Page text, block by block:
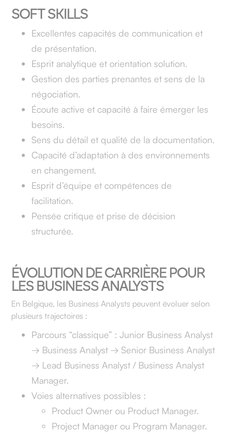
SOFT SKILLS
Excellentes capacités de communication et
de présentation.
Esprit analytique et orientation solution.
Gestion des parties prenantes et sens de la
négociation.
Écoute active et capacité à faire émerger les
besoins.
Sens du détail et qualité de la documentation.
Capacité d’adaptation à des environnements
en changement.
Esprit d’équipe et compétences de
facilitation.
Pensée critique et prise de décision
structurée.
ÉVOLUTION DE CARRIÈRE POUR
LES BUSINESS ANALYSTS
En Belgique, les Business Analysts peuvent évoluer selon
plusieurs trajectoires :
Parcours “classique” : Junior Business Analyst
→ Business Analyst → Senior Business Analyst
→ Lead Business Analyst / Business Analyst
Manager.
Voies alternatives possibles :
Product Owner ou Product Manager.
Project Manager ou Program Manager.